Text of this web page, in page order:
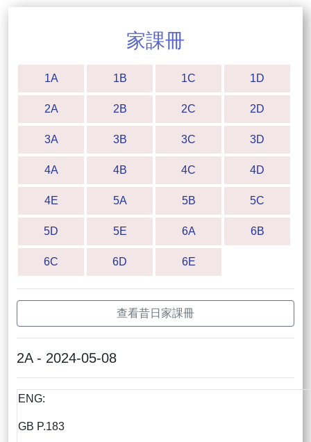
家課冊
1A 1B 1C 1D
2A 2B 2C 2D
3A 3B 3C 3D
4A 4B 4C 4D
4E 5A 5B 5C
5D 5E 6A 6B
6C 6D 6E
查看昔日家課冊
2A - 2024-05-08
ENG:
GB P.183